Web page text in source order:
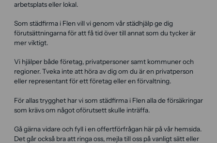
arbetsplats eller lokal.
Som städfirma i Flen vill vi genom vår städhjälp ge dig
förutsättningarna för att få tid över till annat som du tycker är
mer viktigt.
Vi hjälper både företag, privatpersoner samt kommuner och
regioner. Tveka inte att höra av dig om du är en privatperson
eller representant för ett företag eller en förvaltning.
För allas trygghet har vi som städfirma i Flen alla de försäkringar
som krävs om något oförutsett skulle inträffa.
Gå gärna vidare och fyll i en offertförfrågan här på vår hemsida.
Det går också bra att ringa oss, mejla till oss på vanligt sätt eller